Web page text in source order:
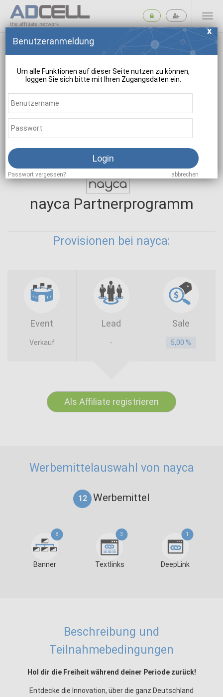
the affiliate network
nayca Partnerprogramm
Provisionen bei nayca:
Event Lead Sale
Verkauf - 5,00 %
Als Affiliate registrieren
Werbemittelauswahl von nayca
12 Werbemittel
8
Banner
3
Textlinks
1
DeepLink
Beschreibung und
Teilnahmebedingungen
Hol dir die Freiheit während deiner Periode zurück!
Entdecke die Innovation, über die ganz Deutschland
Benutzeranmeldung
Um alle Funktionen auf dieser Seite nutzen zu können,
loggen Sie sich bitte mit Ihren Zugangsdaten ein.
Login
Passwort vergessen? abbrechen